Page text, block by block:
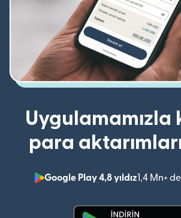
Uygulamamızla
para
Google Play 4,8 yıldız1,4 Mn+